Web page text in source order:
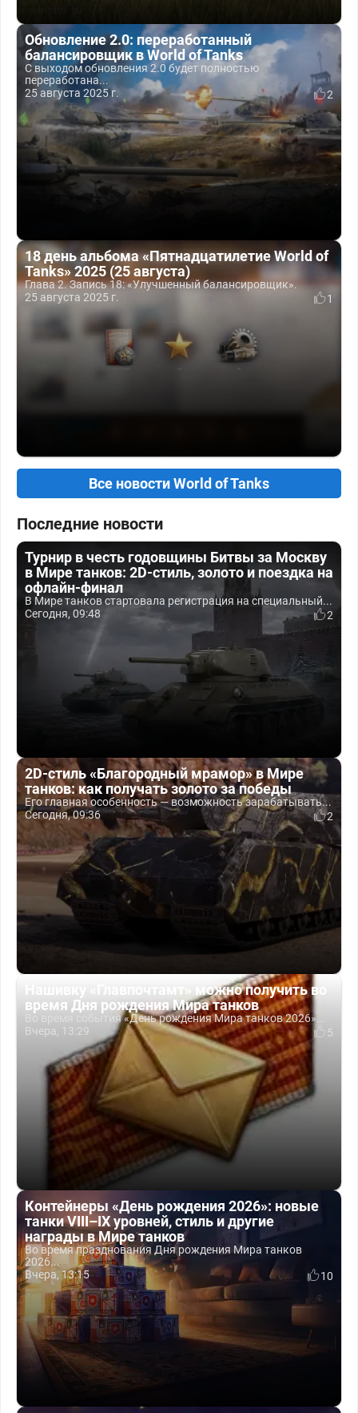
Обновление 2.0: переработанный
балансировщик в World of Tanks
С выходом обновления 2.0 будет полностью
переработана...
25 августа 2025 г.
2
18 день альбома «Пятнадцатилетие World of
Tanks» 2025 (25 августа)
Глава 2. Запись 18: «Улучшенный балансировщик».
25 августа 2025 г.
1
Все новости World of Tanks
Последние новости
Турнир в честь годовщины Битвы за Москву
в Мире танков: 2D-стиль, золото и поездка на
офлайн-финал
В Мире танков стартовала регистрация на специальный...
Сегодня, 09:48
2
2D-стиль «Благородный мрамор» в Мире
танков: как получать золото за победы
Его главная особенность — возможность зарабатывать...
Сегодня, 09:36
2
Нашивку «Главпочтамт» можно получить во
время Дня рождения Мира танков
Во время события «День рождения Мира танков 2026»...
Вчера, 13:29
5
Контейнеры «День рождения 2026»: новые
танки VIII–IX уровней, стиль и другие
награды в Мире танков
Во время празднования Дня рождения Мира танков
2026...
Вчера, 13:15
10